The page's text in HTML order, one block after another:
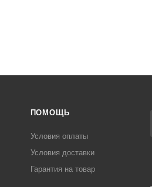
ПОМОЩЬ
Условия оплаты
Условия доставки
Гарантия на товар